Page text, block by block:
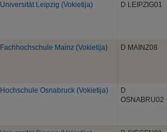
Universität Leipzig (Vokietija) D LEIPZIG01
Fachhochschule Mainz (Vokietija) D MAINZ08
Hochschule Osnabruck (Vokietija)
D
OSNABRU02